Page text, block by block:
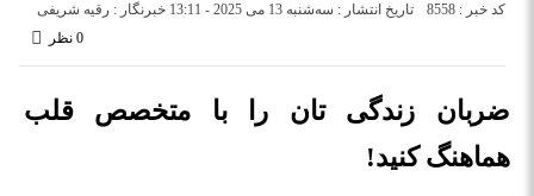
تاریخ انتشار : سه‌شنبه 13 می 2025 - 13:11 خبرنگار : رقیه شریفی
کد خبر : 8558
0 نظر
ضربان زندگی‌ تان را با متخصص قلب
هماهنگ کنید!